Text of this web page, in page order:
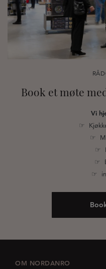
Book et møte
Vi
☞
☞
☞
☞
☞
OM NORDANRO